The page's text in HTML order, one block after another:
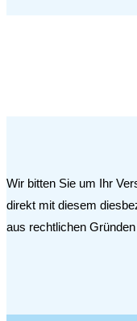
Wir bitten Sie um Ihr
direkt mit diesem
aus rechtlichen